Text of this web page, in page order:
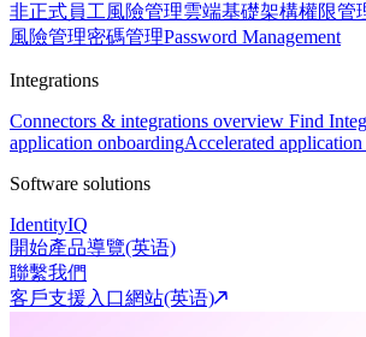
非正式員工風險管理雲端基礎架構權限管
風險管理密碼管理Password Management
Integrations
Connectors & integrations overview Find
application onboardingAccelerated application
Software solutions
IdentityIQ
開始產品導覽(英语)
聯繫我們
客戶支援入口網站(英语)